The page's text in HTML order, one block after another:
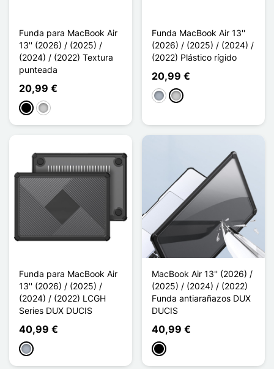
Funda para MacBook Air
13'' (2026) / (2025) /
(2024) / (2022) Textura
punteada
20,99 €
NegroTransparente
Funda MacBook Air 13''
(2026) / (2025) / (2024) /
(2022) Plástico rígido
20,99 €
Gris Transparente
Funda para MacBook Air
13'' (2026) / (2025) /
(2024) / (2022) LCGH
Series DUX DUCIS
40,99 €
Gris
MacBook Air 13'' (2026) /
(2025) / (2024) / (2022)
Funda antiarañazos DUX
DUCIS
40,99 €
Negro